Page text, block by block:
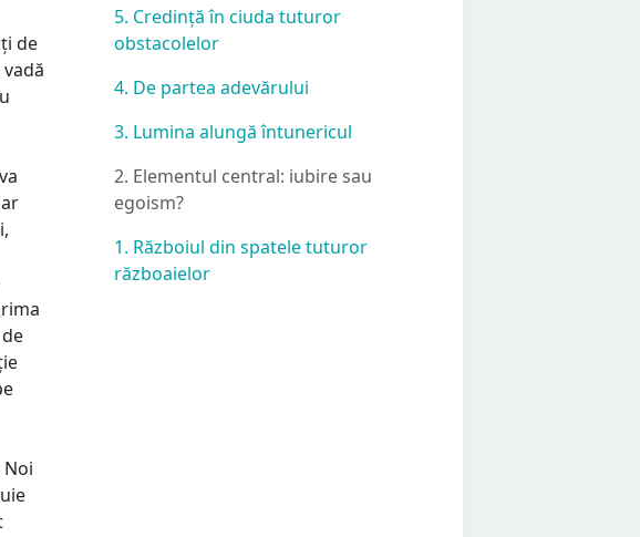
de
5. Credință în ciuda tuturor
obstacolelor
4. De partea adevărului
3. Lumina alungă întunericul
2. Elementul central: iubire sau
egoism?
1. Războiul din spatele tuturor
războaielor